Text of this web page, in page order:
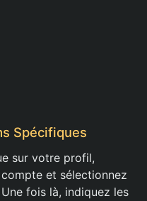
Spécifiques
sur votre profil,
et sélectionnez
fois là, indiquez les